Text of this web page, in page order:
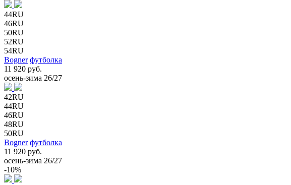
44RU
46RU
50RU
52RU
54RU
Bogner футболка
11 920 руб.
осень-зима 26/27
42RU
44RU
46RU
48RU
50RU
Bogner футболка
11 920 руб.
осень-зима 26/27
-10%